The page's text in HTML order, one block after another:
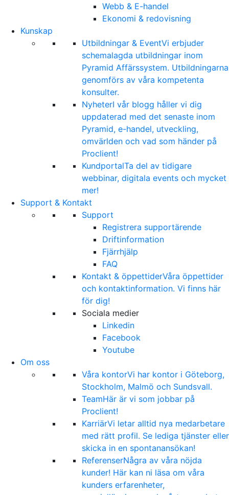
Webb & E-handel
Ekonomi & redovisning
Kunskap
Utbildningar & EventVi erbjuder
schemalagda utbildningar inom
Pyramid Affärssystem. Utbildningarna
genomförs av våra kompetenta
konsulter.
NyheterI vår blogg håller vi dig
uppdaterad med det senaste inom
Pyramid, e-handel, utveckling,
omvärlden och vad som händer på
Proclient!
KundportalTa del av tidigare
webbinar, digitala events och mycket
mer!
Support & Kontakt
Support
Registrera supportärende
Driftinformation
Fjärrhjälp
FAQ
Kontakt & öppettiderVåra öppettider
och kontaktinformation. Vi finns här
för dig!
Sociala medier
Linkedin
Facebook
Youtube
Om oss
Våra kontorVi har kontor i Göteborg,
Stockholm, Malmö och Sundsvall.
TeamHär är vi som jobbar på
Proclient!
KarriärVi letar alltid nya medarbetare
med rätt profil. Se lediga tjänster eller
skicka in en spontanansökan!
ReferenserNågra av våra nöjda
kunder! Här kan ni läsa om våra
kunders erfarenheter,